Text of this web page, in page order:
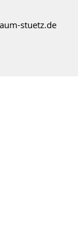
stuetz.de